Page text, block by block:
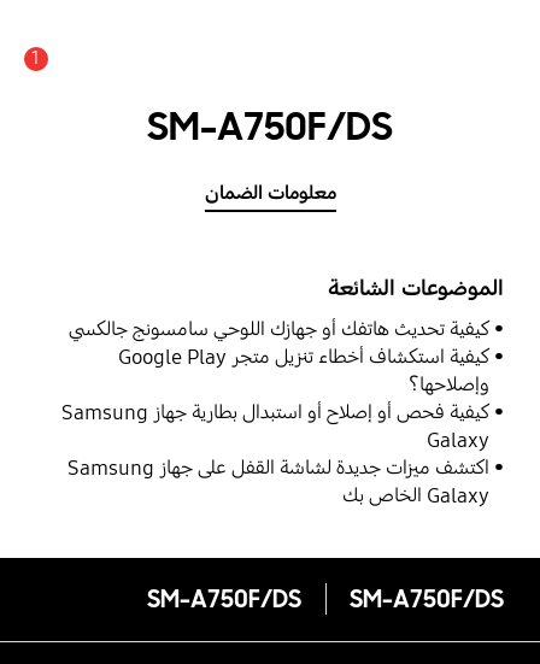
1
SM-A750F/DS
معلومات الضمان
الموضوعات الشائعة
كيفية تحديث هاتفك أو جهازك اللوحي سامسونج جالكسي
كيفية استكشاف أخطاء تنزيل متجر Google Play
وإصلاحها؟
كيفية فحص أو إصلاح أو استبدال بطارية جهاز Samsung
Galaxy
اكتشف ميزات جديدة لشاشة القفل على جهاز Samsung
Galaxy الخاص بك
SM-A750F/DS
SM-A750F/DS